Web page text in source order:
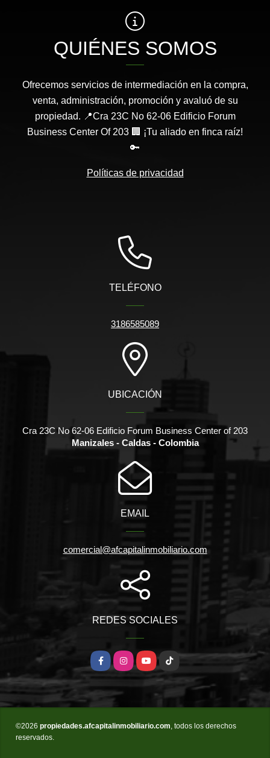
QUIÉNES SOMOS
Ofrecemos servicios de intermediación en la compra,
venta, administración, promoción y avaluó de su
propiedad. 📍Cra 23C No 62-06 Edificio Forum
Business Center Of 203 🏢 ¡Tu aliado en finca raíz!
🔑
Políticas de privacidad
TELÉFONO
3186585089
UBICACIÓN
Cra 23C No 62-06 Edificio Forum Business Center of 203
Manizales - Caldas - Colombia
EMAIL
comercial@afcapitalinmobiliario.com
REDES SOCIALES
FacebookInstagramYouTubeTikTok
©2026 propiedades.afcapitalinmobiliario.com, todos los derechos
reservados.